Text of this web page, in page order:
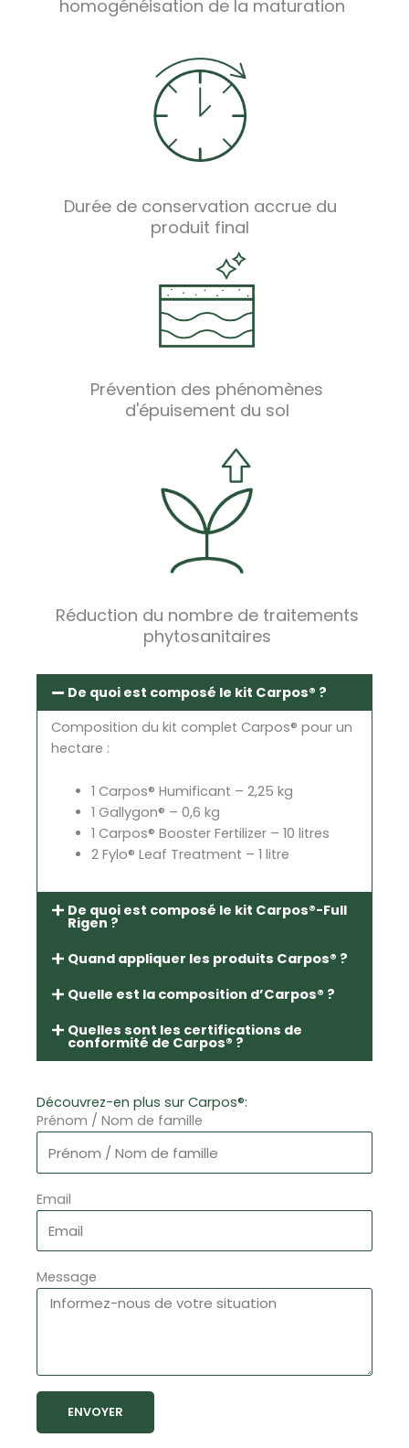
homogénéisation de la maturation
Durée de conservation accrue du
produit final
Prévention des phénomènes
d'épuisement du sol
Réduction du nombre de traitements
phytosanitaires
Découvrez-en plus sur Carpos®:
Prénom / Nom de famille
Email
Message
ENVOYER
De quoi est composé le kit Carpos® ?
Composition du kit complet Carpos® pour un
hectare :
1 Carpos® Humificant – 2,25 kg
1 Gallygon® – 0,6 kg
1 Carpos® Booster Fertilizer – 10 litres
2 Fylo® Leaf Treatment – 1 litre
De quoi est composé le kit Carpos®-Full
Rigen ?
Quand appliquer les produits Carpos® ?
Quelle est la composition d’Carpos® ?
Quelles sont les certifications de
conformité de Carpos® ?